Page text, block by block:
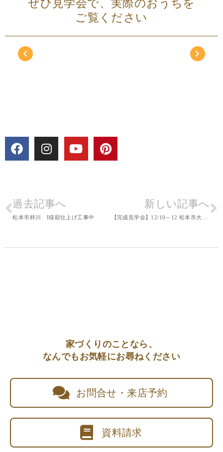
ぜひ見学会で、実際のおうちを
ご覧ください
過去記事へ
松本市梓川 I様邸仕上げ工事中
新しい記事へ
家づくりのことなら、
なんでもお気軽にお尋ねください
お問合せ・来店予約
資料請求